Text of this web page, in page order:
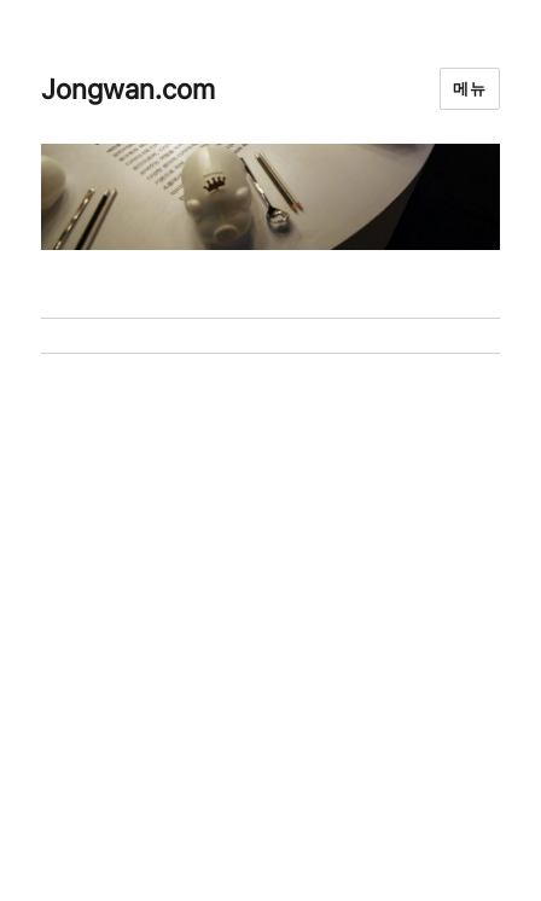
Jongwan.com 메뉴